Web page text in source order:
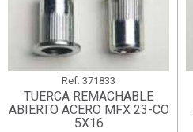
Ref. 371833
TUERCA REMACHABLE
ABIERTO ACERO MFX 23-CO
5X16